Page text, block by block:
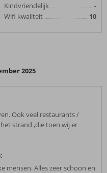
Kindvriendelijk
-
Wifi kwaliteit
10
2025
Ook veel restaurants /
strand ,die toen wij er
mensen. Alles zeer schoon en